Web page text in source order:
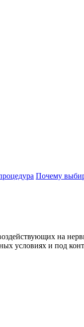
Почему
на
условиях и под